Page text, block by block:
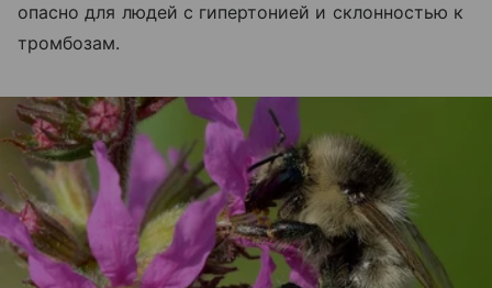
опасно для людей с гипертонией и склонностью к
тромбозам.